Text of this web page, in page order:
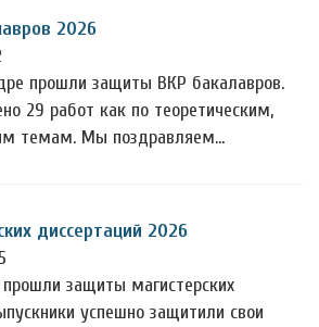
2026
прошли защиты ВКР бакалавров.
29 работ как по теоретическим,
темам. Мы поздравляем…
диссертаций 2026
защиты магистерских
успешно защитили свои